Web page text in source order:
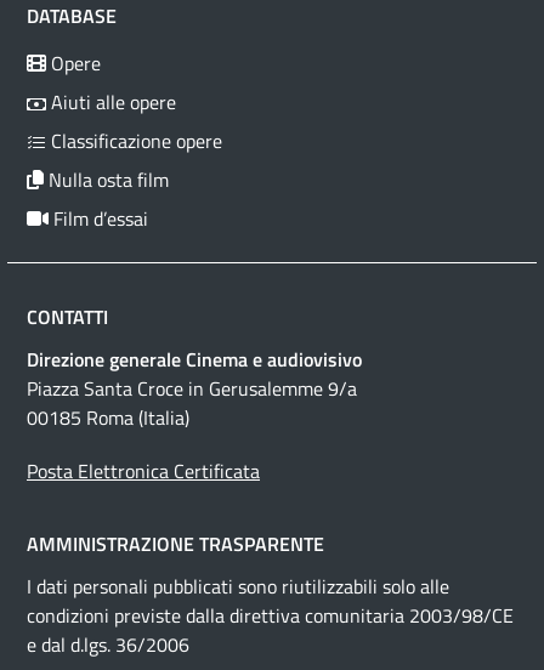
DATABASE
Opere
Aiuti alle opere
Classificazione opere
Nulla osta film
Film d’essai
CONTATTI
Direzione generale Cinema e audiovisivo
Piazza Santa Croce in Gerusalemme 9/a
00185 Roma (Italia)
Posta Elettronica Certificata
AMMINISTRAZIONE TRASPARENTE
I dati personali pubblicati sono riutilizzabili solo alle
condizioni previste dalla direttiva comunitaria 2003/98/CE
e dal d.lgs. 36/2006